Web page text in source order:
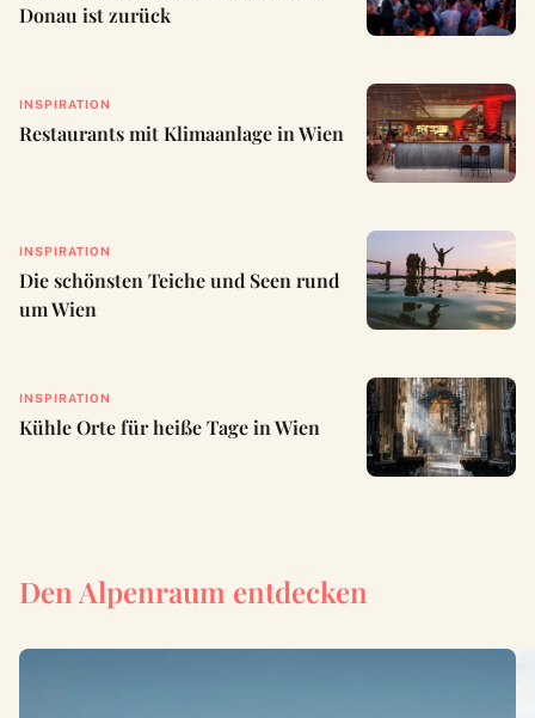
Donau ist zurück
INSPIRATION
Restaurants mit Klimaanlage in Wien
INSPIRATION
Die schönsten Teiche und Seen rund
um Wien
INSPIRATION
Kühle Orte für heiße Tage in Wien
Den Alpenraum entdecken